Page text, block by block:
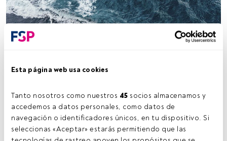
Esta página web usa cookies
Tanto nosotros como nuestros 45 socios almacenamos y
accedemos a datos personales, como datos de
navegación o identificadores únicos, en tu dispositivo. Si
seleccionas «Aceptar» estarás permitiendo que las
Tiempo lectura: